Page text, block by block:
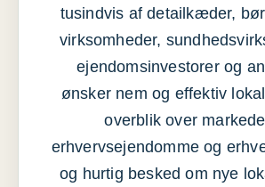
tusindvis af detailkæder,
virksomheder,
ejendomsinvestorer og
ønsker nem og effektiv
overblik over
erhvervsejendomme og
og hurtig besked om nye